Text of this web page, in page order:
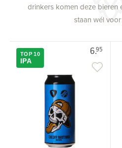
drinkers komen deze bieren
staan wél
6.95
TOP 10
IPA